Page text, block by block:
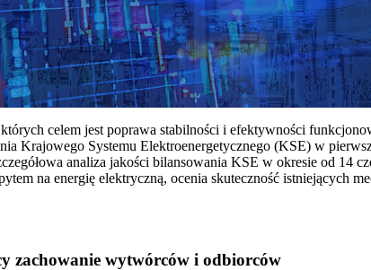
celem jest poprawa stabilności i efektywności
Krajowego Systemu Elektroenergetycznego (KSE) w
analiza jakości bilansowania KSE w okresie od 14
na energię elektryczną, ocenia skuteczność istniejących
zachowanie wytwórców i odbiorców